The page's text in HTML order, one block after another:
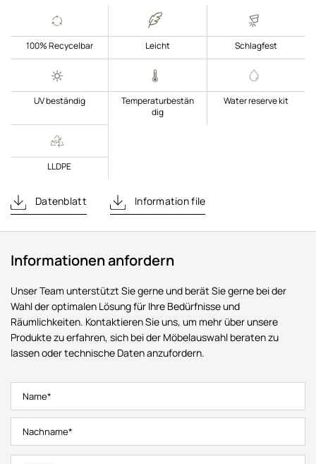
100% Recycelbar Leicht Schlagfest
UV beständig
Temperaturbestän
dig
Water reserve kit
LLDPE
Datenblatt Information file
Informationen anfordern
Unser Team unterstützt Sie gerne und berät Sie gerne bei der
Wahl der optimalen Lösung für Ihre Bedürfnisse und
Räumlichkeiten. Kontaktieren Sie uns, um mehr über unsere
Produkte zu erfahren, sich bei der Möbelauswahl beraten zu
lassen oder technische Daten anzufordern.